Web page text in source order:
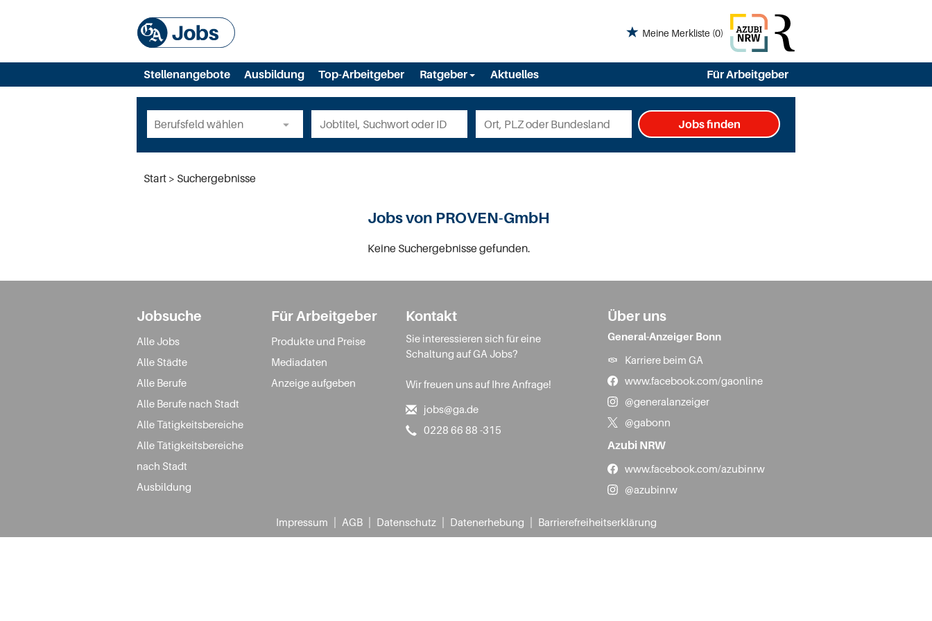
Meine Merkliste (0)
Stellenangebote Ausbildung Top-Arbeitgeber Ratgeber Aktuelles Für Arbeitgeber
Jobs finden
Start Suchergebnisse
Jobs von PROVEN-GmbH
Keine Suchergebnisse gefunden.
Jobsuche
Alle Jobs
Alle Städte
Alle Berufe
Alle Berufe nach Stadt
Alle Tätigkeitsbereiche
Alle Tätigkeitsbereiche
nach Stadt
Ausbildung
Für Arbeitgeber
Produkte und Preise
Mediadaten
Anzeige aufgeben
Kontakt
Sie interessieren sich für eine
Schaltung auf GA Jobs?
Wir freuen uns auf Ihre Anfrage!
jobs@ga.de
0228 66 88 -315
Über uns
General-Anzeiger Bonn
Karriere beim GA
www.facebook.com/gaonline
@generalanzeiger
@gabonn
Azubi NRW
www.facebook.com/azubinrw
@azubinrw
Impressum AGB Datenschutz Datenerhebung Barrierefreiheitserklärung